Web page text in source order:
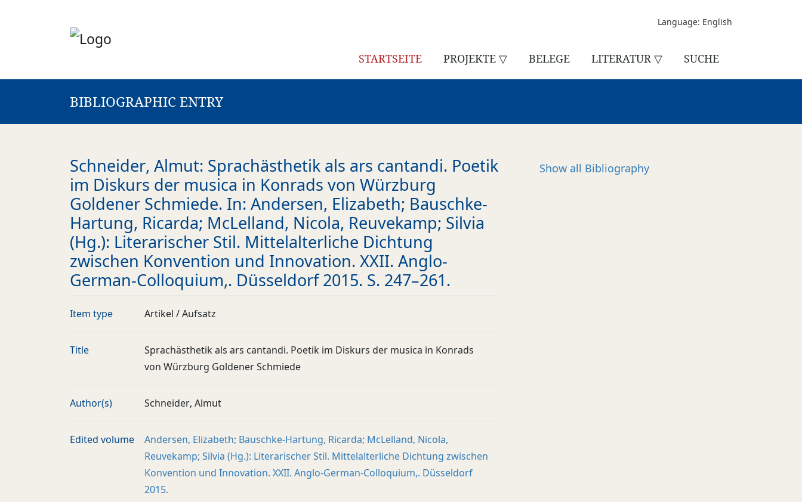
Language: English
STARTSEITE PROJEKTE ▽ BELEGE LITERATUR ▽ SUCHE
BIBLIOGRAPHIC ENTRY
Schneider, Almut: Sprachästhetik als ars cantandi. Poetik
im Diskurs der musica in Konrads von Würzburg
Goldener Schmiede. In: Andersen, Elizabeth; Bauschke-
Hartung, Ricarda; McLelland, Nicola, Reuvekamp; Silvia
(Hg.): Literarischer Stil. Mittelalterliche Dichtung
zwischen Konvention und Innovation. XXII. Anglo-
German-Colloquium,. Düsseldorf 2015. S. 247–261.
Item type Artikel / Aufsatz
Title
Sprachästhetik als ars cantandi. Poetik im Diskurs der musica in Konrads
von Würzburg Goldener Schmiede
Author(s) Schneider, Almut
Edited volume
Andersen, Elizabeth; Bauschke-Hartung, Ricarda; McLelland, Nicola,
Reuvekamp; Silvia (Hg.): Literarischer Stil. Mittelalterliche Dichtung zwischen
Konvention und Innovation. XXII. Anglo-German-Colloquium,. Düsseldorf
2015.
Show all Bibliography